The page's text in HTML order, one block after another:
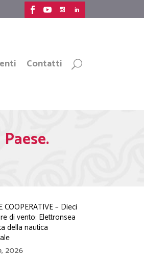
Contatti
COOPERATIVE – Dieci
di vento: Elettronsea
della nautica
2026